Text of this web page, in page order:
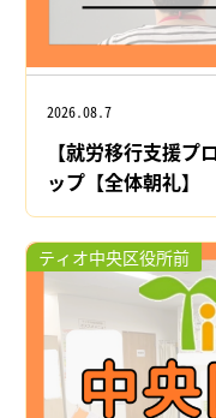
2026.08.7
【就労移行支援
ップ【全体朝礼】
ティオ中央区役所前